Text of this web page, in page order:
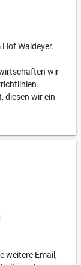
Waldeyer.
wir
diesen wir ein
gehört die
ist. Für den
wieder ihre
Laufhof
und im
Kälber.
können.
Hofkäserei
später mal
Kälbern nach
weitere Email,